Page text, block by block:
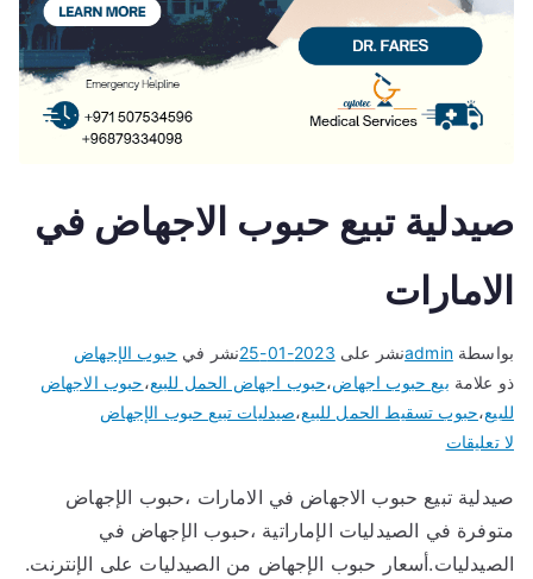
صيدلية تبيع حبوب الاجهاض في
الامارات
بواسطةadminنشر على 2023-01-25 نشر في حبوب الإجهاض
ذو علامة بيع حبوب اجهاض،حبوب اجهاض الحمل للبيع،حبوب الاجهاض
للبيع،حبوب تسقيط الحمل للبيع،صيدليات تبيع حبوب الإجهاض
لا تعليقات
تبيع
حبوب
الاجهاض
صيدلية تبيع حبوب الاجهاض في الامارات ،حبوب الإجهاض
متوفرة في الصيدليات الإماراتية ،حبوب الإجهاض في
الصيدليات.أسعار حبوب الإجهاض من الصيدليات على الإنترنت.